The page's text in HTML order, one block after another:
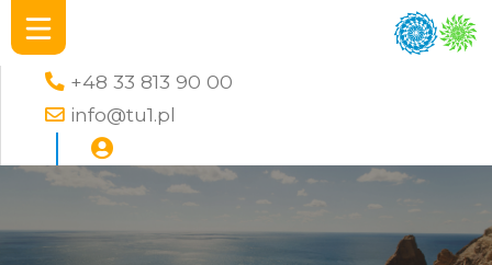
+48 33 813 90 00
info@tu1.pl